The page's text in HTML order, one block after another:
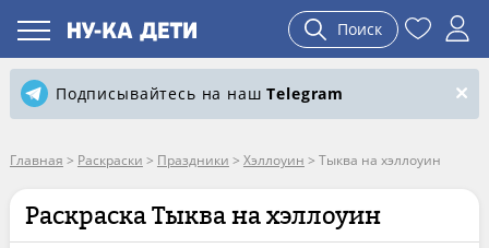
Поиск
Подписывайтесь на нашTelegram
Главная > Раскраски > Праздники > Хэллоуин > Тыква на хэллоуин
Раскраска Тыква на хэллоуин